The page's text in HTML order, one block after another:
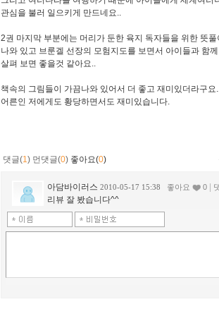
관심을 불러 일으키게 만드네요..
2권 마지막 부분에는 머리가 둔한 육지 독자들을 위한 뜻
나와 있고 브룬겔 선장의 모험지도를 보면서 아이들과 함
살펴 보면 좋을것 같아요..
책속의 그림들이 가끔나와 있어서 더 좋고 재미있더라구요
어른인 저에게도 황당하면서도 재미있습니다.
댓글(1) 먼댓글(0) 좋아요(0)
아담바이러스 2010-05-17 15:38 좋아요 0
리뷰 잘 봤습니다^^